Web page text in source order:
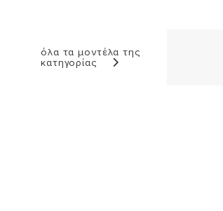
όλα τα μοντέλα της
κατηγορίας